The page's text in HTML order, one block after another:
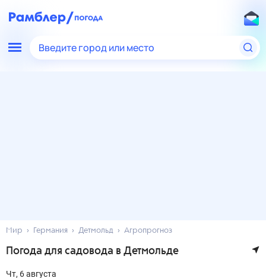
Введите город или место
Мир Германия Детмольд Агропрогноз
Погода для садовода в Детмольде
чт, 6 августа